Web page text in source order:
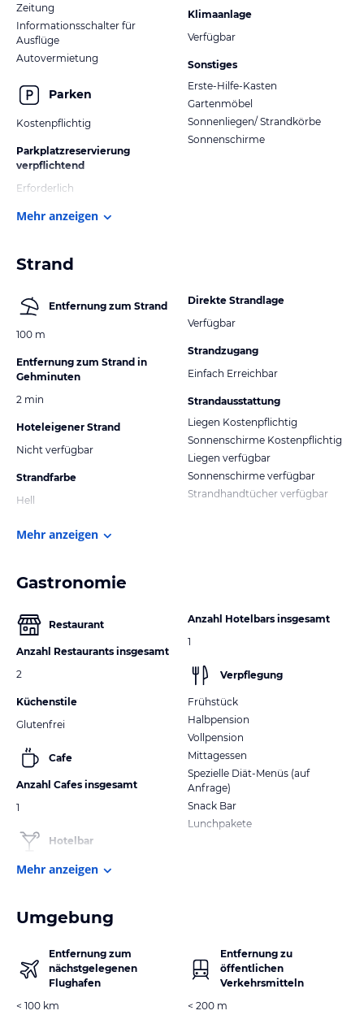
Zeitung
Informationsschalter für
Ausflüge
Autovermietung
Parken
Kostenpflichtig
Parkplatzreservierung
verpflichtend
Erforderlich
Klimaanlage
Verfügbar
Sonstiges
Erste-Hilfe-Kasten
Gartenmöbel
Sonnenliegen/ Strandkörbe
Sonnenschirme
Mehr anzeigen
Strand
Entfernung zum Strand
100 m
Entfernung zum Strand in
Gehminuten
2 min
Hoteleigener Strand
Nicht verfügbar
Strandfarbe
Hell
Direkte Strandlage
Verfügbar
Strandzugang
Einfach Erreichbar
Strandausstattung
Liegen Kostenpflichtig
Sonnenschirme Kostenpflichtig
Liegen verfügbar
Sonnenschirme verfügbar
Strandhandtücher verfügbar
Mehr anzeigen
Gastronomie
Restaurant
Anzahl Restaurants insgesamt
2
Küchenstile
Glutenfrei
Cafe
Anzahl Cafes insgesamt
1
Hotelbar
Anzahl Hotelbars insgesamt
1
Verpflegung
Frühstück
Halbpension
Vollpension
Mittagessen
Spezielle Diät-Menüs (auf
Anfrage)
Snack Bar
Lunchpakete
Mehr anzeigen
Umgebung
Entfernung zum
nächstgelegenen
Flughafen
< 100 km
Entfernung zu
öffentlichen
Verkehrsmitteln
< 200 m